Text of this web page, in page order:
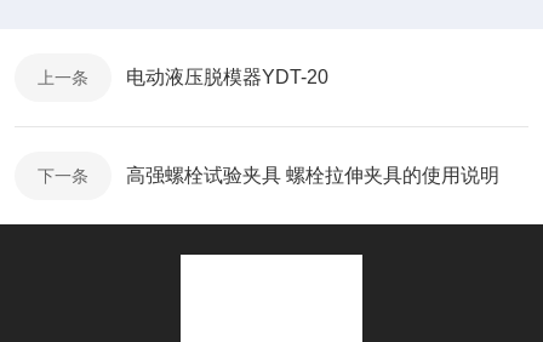
上一条 电动液压脱模器YDT-20
下一条 高强螺栓试验夹具 螺栓拉伸夹具的使用说明